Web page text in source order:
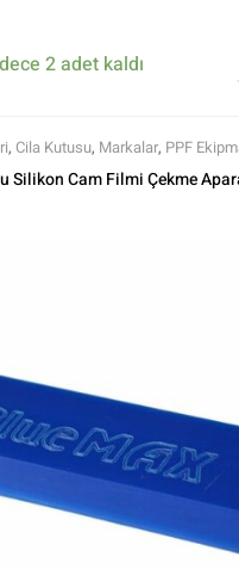
2 adet kaldı
, Cila Kutusu, Markalar, PPF
Ürünler ,Tüm Ürünler
Silikon Cam Filmi Çekme